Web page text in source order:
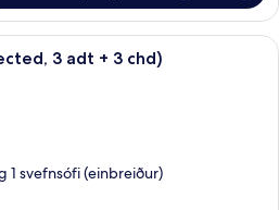
Míníbar, öryggishólf í herbergi,
3 adt + 3 chd)
1 svefnsófi (einbreiður)